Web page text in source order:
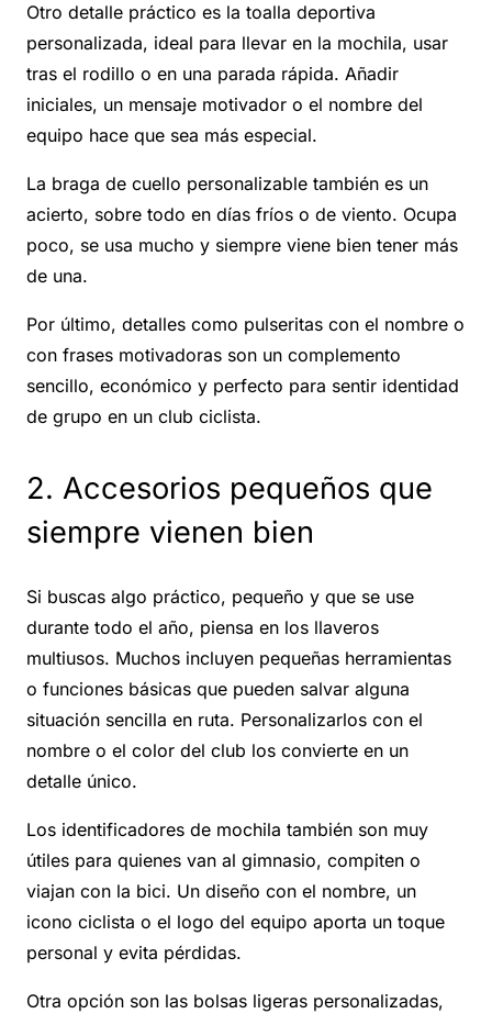
Otro detalle práctico es la toalla deportiva
personalizada, ideal para llevar en la mochila, usar
tras el rodillo o en una parada rápida. Añadir
iniciales, un mensaje motivador o el nombre del
equipo hace que sea más especial.
La braga de cuello personalizable también es un
acierto, sobre todo en días fríos o de viento. Ocupa
poco, se usa mucho y siempre viene bien tener más
de una.
Por último, detalles como pulseritas con el nombre o
con frases motivadoras son un complemento
sencillo, económico y perfecto para sentir identidad
de grupo en un club ciclista.
2. Accesorios pequeños que
siempre vienen bien
Si buscas algo práctico, pequeño y que se use
durante todo el año, piensa en los llaveros
multiusos. Muchos incluyen pequeñas herramientas
o funciones básicas que pueden salvar alguna
situación sencilla en ruta. Personalizarlos con el
nombre o el color del club los convierte en un
detalle único.
Los identificadores de mochila también son muy
útiles para quienes van al gimnasio, compiten o
viajan con la bici. Un diseño con el nombre, un
icono ciclista o el logo del equipo aporta un toque
personal y evita pérdidas.
Otra opción son las bolsas ligeras personalizadas,